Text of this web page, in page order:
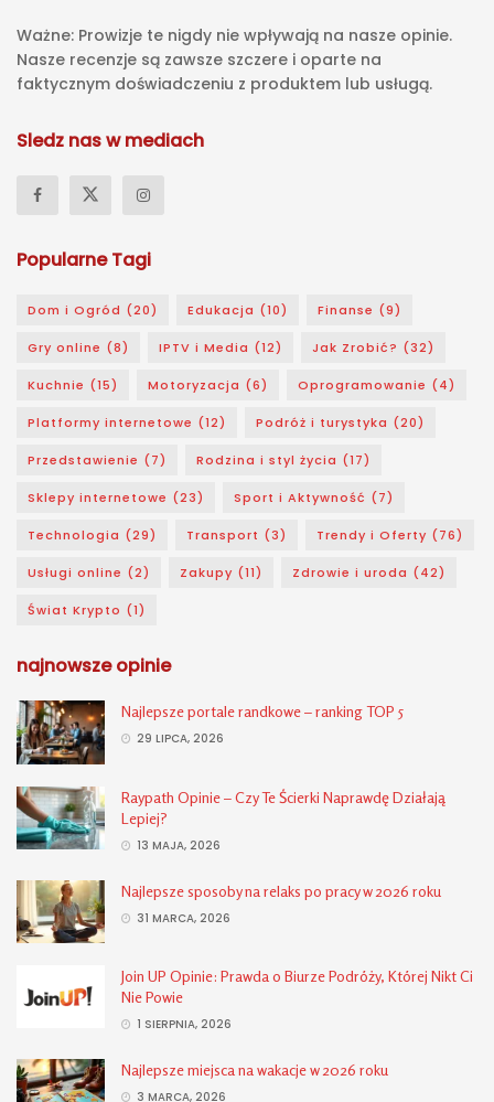
Ważne: Prowizje te nigdy nie wpływają na nasze opinie.
Nasze recenzje są zawsze szczere i oparte na
faktycznym doświadczeniu z produktem lub usługą.
Sledz nas w mediach
Popularne Tagi
Dom i Ogród (20) Edukacja (10) Finanse (9)
Gry online (8) IPTV i Media (12) Jak Zrobić? (32)
Kuchnie (15) Motoryzacja (6) Oprogramowanie (4)
Platformy internetowe (12) Podróż i turystyka (20)
Przedstawienie (7) Rodzina i styl życia (17)
Sklepy internetowe (23) Sport i Aktywność (7)
Technologia (29) Transport (3) Trendy i Oferty (76)
Usługi online (2) Zakupy (11) Zdrowie i uroda (42)
Świat Krypto (1)
najnowsze opinie
Najlepsze portale randkowe – ranking TOP 5
29 LIPCA, 2026
Raypath Opinie – Czy Te Ścierki Naprawdę Działają
Lepiej?
13 MAJA, 2026
Najlepsze sposoby na relaks po pracy w 2026 roku
31 MARCA, 2026
Join UP Opinie: Prawda o Biurze Podróży, Której Nikt Ci
Nie Powie
1 SIERPNIA, 2026
Najlepsze miejsca na wakacje w 2026 roku
3 MARCA, 2026